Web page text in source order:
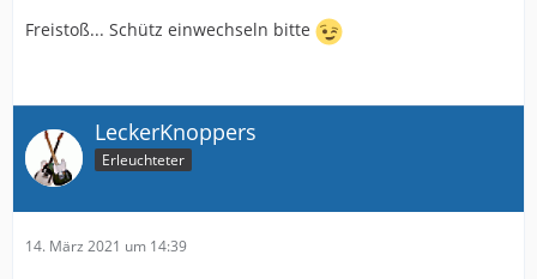
Freistoß... Schütz einwechseln bitte
LeckerKnoppers
Erleuchteter
14. März 2021 um 14:39